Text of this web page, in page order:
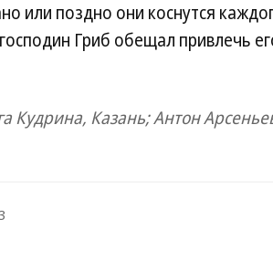
или поздно они коснутся
Гриб обещал привлечь
Кудрина, Казань; Антон